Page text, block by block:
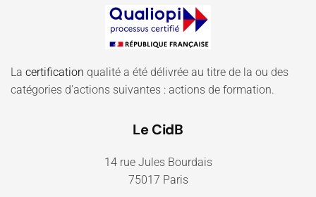
La certification qualité a été délivrée au titre de la ou des
catégories d'actions suivantes : actions de formation.
Le CidB
14 rue Jules Bourdais
75017 Paris